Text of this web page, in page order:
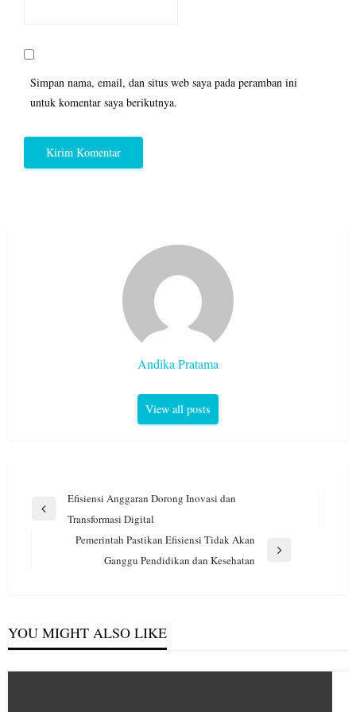
Simpan nama, email, dan situs web saya pada peramban ini
untuk komentar saya berikutnya.
Andika Pratama
View all posts
Navigasi
Previous
Efisiensi Anggaran Dorong Inovasi dan
Transformasi Digital
Pemerintah Pastikan Efisiensi Tidak Akan
Ganggu Pendidikan dan Kesehatan
YOU MIGHT ALSO LIKE